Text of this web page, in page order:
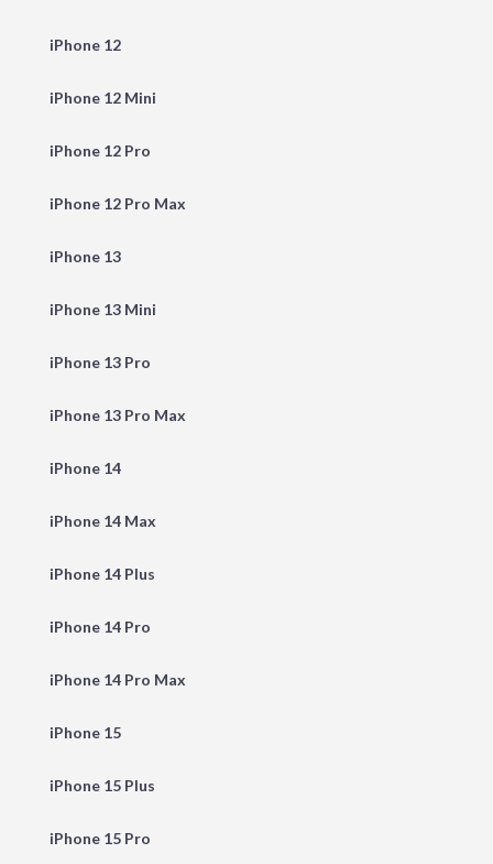
iPhone 12
iPhone 12 Mini
iPhone 12 Pro
iPhone 12 Pro Max
iPhone 13
iPhone 13 Mini
iPhone 13 Pro
iPhone 13 Pro Max
iPhone 14
iPhone 14 Max
iPhone 14 Plus
iPhone 14 Pro
iPhone 14 Pro Max
iPhone 15
iPhone 15 Plus
iPhone 15 Pro